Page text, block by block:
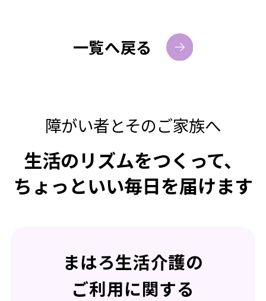
一覧へ戻る
障がい者とそのご家族へ
生活のリズムをつくって、
ちょっといい毎日を届けます
まはろ生活介護の
ご利用に関する